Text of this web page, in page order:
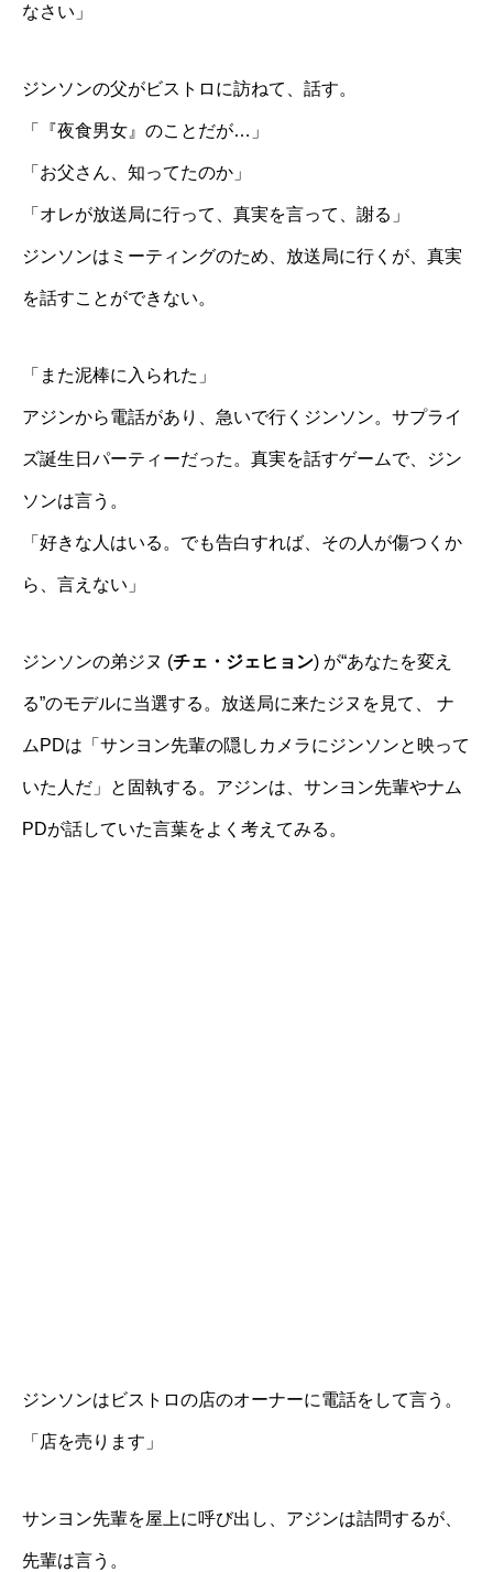
なさい」
ジンソンの父がビストロに訪ねて、話す。
「『夜食男女』のことだが…」
「お父さん、知ってたのか」
「オレが放送局に行って、真実を言って、謝る」
ジンソンはミーティングのため、放送局に行くが、真実
を話すことができない。
「また泥棒に入られた」
アジンから電話があり、急いで行くジンソン。サプライ
ズ誕生日パーティーだった。真実を話すゲームで、ジン
ソンは言う。
「好きな人はいる。でも告白すれば、その人が傷つくか
ら、言えない」
ジンソンの弟ジヌ (チェ・ジェヒョン) が“あなたを変え
る”のモデルに当選する。放送局に来たジヌを見て、 ナ
ムPDは「サンヨン先輩の隠しカメラにジンソンと映って
いた人だ」と固執する。アジンは、サンヨン先輩やナム
PDが話していた言葉をよく考えてみる。
ジンソンはビストロの店のオーナーに電話をして言う。
「店を売ります」
サンヨン先輩を屋上に呼び出し、アジンは詰問するが、
先輩は言う。